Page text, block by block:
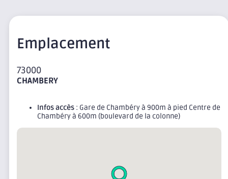
Emplacement
73000
CHAMBERY
Infos accès : Gare de Chambéry à 900m à pied Centre de
Chambéry à 600m (boulevard de la colonne)